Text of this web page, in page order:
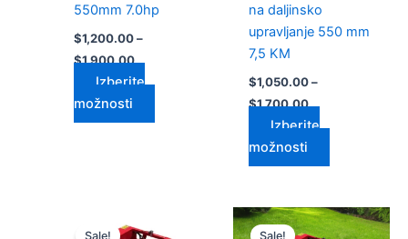
550mm 7.0hp
$1,200.00 –
$1,900.00
Izberite
možnosti
na daljinsko
upravljanje 550 mm
7,5 KM
$1,050.00 –
$1,700.00
Izberite
možnosti
Sale!
razpon:
Sale!
Cenovni
razpon:
Ta